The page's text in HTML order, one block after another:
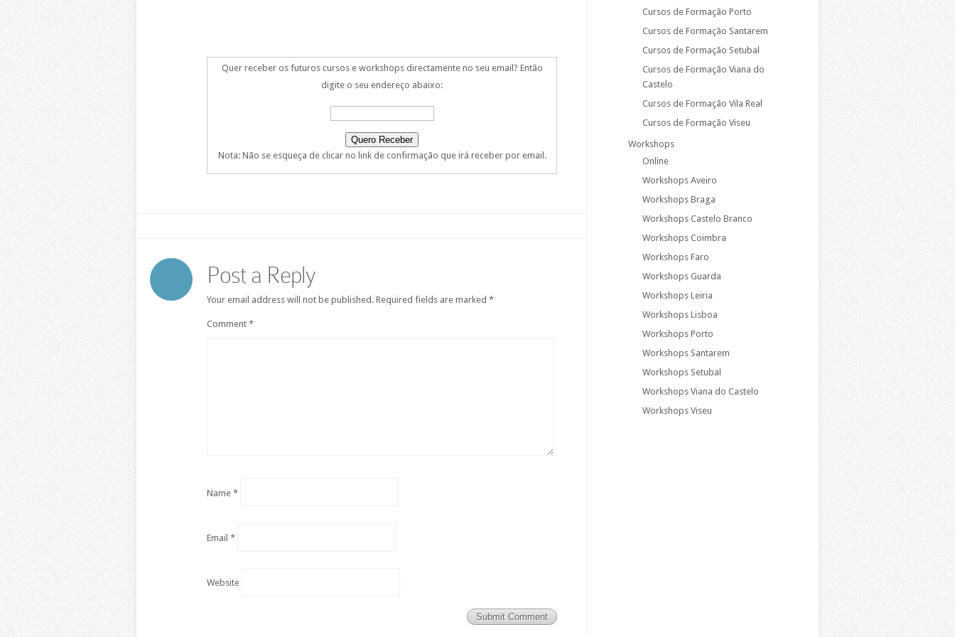
Quer receber os futuros cursos e workshops directamente no seu email? Então
digite o seu endereço abaixo:
Nota: Não se esqueça de clicar no link de confirmação que irá receber por email.
Post a Reply
Your email address will not be published. Required fields are marked *
Comment *
Name *
Email *
Website
Cursos de Formação Porto
Cursos de Formação Santarem
Cursos de Formação Setubal
Cursos de Formação Viana do
Castelo
Cursos de Formação Vila Real
Cursos de Formação Viseu
Workshops
Online
Workshops Aveiro
Workshops Braga
Workshops Castelo Branco
Workshops Coimbra
Workshops Faro
Workshops Guarda
Workshops Leiria
Workshops Lisboa
Workshops Porto
Workshops Santarem
Workshops Setubal
Workshops Viana do Castelo
Workshops Viseu